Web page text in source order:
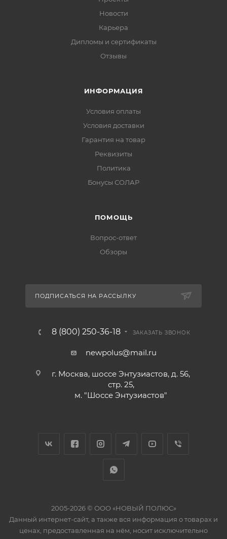
Новости
Карьера
Дипломы и сертификаты
Отзывы
ИНФОРМАЦИЯ
Условия оплаты
Условия доставки
Гарантия на товар
Реквизиты
Политика
Бонусы СОЛАР
ПОМОЩЬ
Вопрос-ответ
Обзоры
ПОДПИСАТЬСЯ НА РАССЫЛКУ
8 (800) 250-36-18 ЗАКАЗАТЬ ЗВОНОК
newpolus@mail.ru
г. Москва, шоссе Энтузиастов, д. 56,
стр. 25,
м. "Шоссе Энтузиастов"
2005-2026 © ООО «НОВЫЙ ПОЛЮС»
Данный интернет-сайт, а также вся информация о товарах и
ценах, предоставленная на нём, носит исключительно